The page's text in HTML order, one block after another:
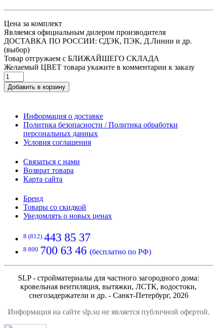
Цена за комплект
Являемся официальным дилером производителя
ДОСТАВКА ПО РОССИИ: СДЭК, ПЭК, Д.Линии и др.
(выбор)
Товар отгружаем с БЛИЖАЙШЕГО СКЛАДА
Желаемый ЦВЕТ товара укажите в комментарии к заказу
Добавить в корзину
Информация о доставке
Политика безопасности / Политика обработки
персональных данных
Условия соглашения
Связаться с нами
Возврат товара
Карта сайта
Бренд
Товары со скидкой
Уведомлять о новых ценах
8 (812) 443 85 37
8 800 700 63 46 (бесплатно по РФ)
SLP - стройматериалы для частного загородного дома:
кровельная вентиляция, вытяжки, ЛСТК, водостоки,
снегозадержатели и др. - Санкт-Петербург, 2026
Информация на сайте slp.su не является публичной офертой.